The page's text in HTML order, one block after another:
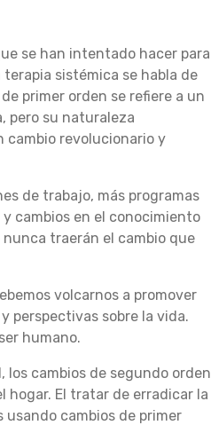
se han intentado hacer para
sistémica se habla de
primer orden se refiere a un
pero su naturaleza
cambio revolucionario y
de trabajo, más programas
cambios en el conocimiento
traerán el cambio que
volcarnos a promover
perspectivas sobre la vida.
humano.
cambios de segundo orden
hogar. El tratar de erradicar la
cambios de primer